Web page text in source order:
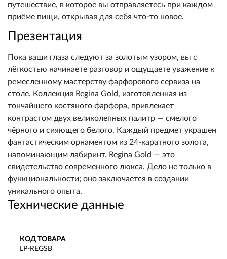
путешествие, в которое вы отправляетесь при каждом
приёме пищи, открывая для себя что-то новое.
Презентация
Пока ваши глаза следуют за золотым узором, вы с
лёгкостью начинаете разговор и ощущаете уважение к
ремесленному мастерству фарфорового сервиза на
столе. Коллекция Regina Gold, изготовленная из
тончайшего костяного фарфора, привлекает
контрастом двух великолепных палитр — смелого
чёрного и сияющего белого. Каждый предмет украшен
фантастическим орнаментом из 24-каратного золота,
напоминающим лабиринт. Regina Gold — это
свидетельство современного люкса. Дело не только в
функциональности; оно заключается в создании
уникального опыта.
Технические данные
КОД ТОВАРА
LP-REGSB